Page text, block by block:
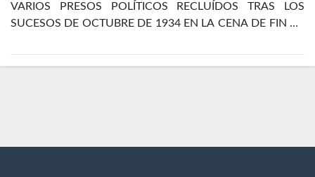
VARIOS PRESOS POLÍTICOS RECLUÍDOS TRAS LOS
SUCESOS DE OCTUBRE DE 1934 EN LA CENA DE FIN DE
DE MADRID